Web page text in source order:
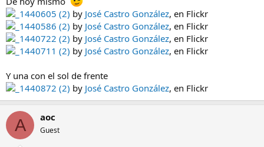
_1440605 (2) by José Castro González, en Flickr
_1440586 (2) by José Castro González, en Flickr
_1440722 (2) by José Castro González, en Flickr
_1440711 (2) by José Castro González, en Flickr
Y una con el sol de frente
_1440872 (2) by José Castro González, en Flickr
A aoc
Guest